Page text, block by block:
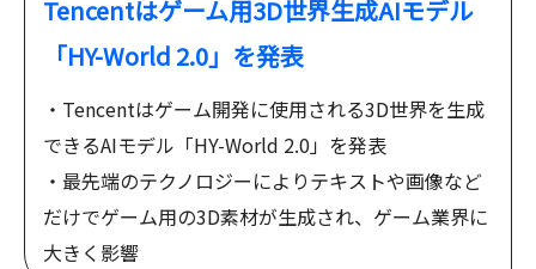
Tencentはゲーム用3D世界生成AIモデル
「HY-World 2.0」を発表
・Tencentはゲーム開発に使用される3D世界を生成
できるAIモデル「HY-World 2.0」を発表
・最先端のテクノロジーによりテキストや画像など
だけでゲーム用の3D素材が生成され、ゲーム業界に
大きく影響